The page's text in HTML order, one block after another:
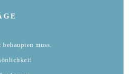
muss.